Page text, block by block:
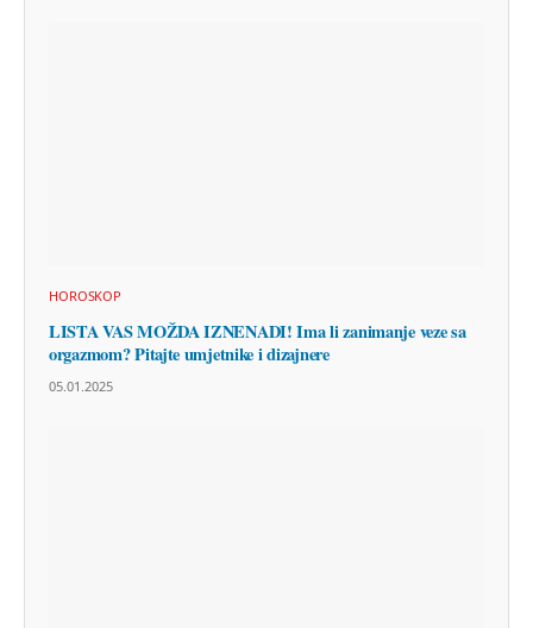
HOROSKOP
LISTA VAS MOŽDA IZNENADI! Ima li zanimanje veze sa
orgazmom? Pitajte umjetnike i dizajnere
05.01.2025